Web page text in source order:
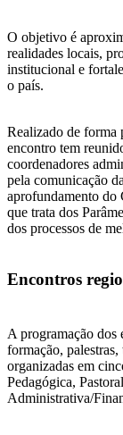
O objetivo é
realidades locais,
institucional e
o país.
Realizado de forma
encontro tem
coordenadores
pela comunicação
aprofundamento do
que trata dos
dos processos de
Encontros
A programação dos
formação,
organizadas em
Pedagógica,
Administrativa/